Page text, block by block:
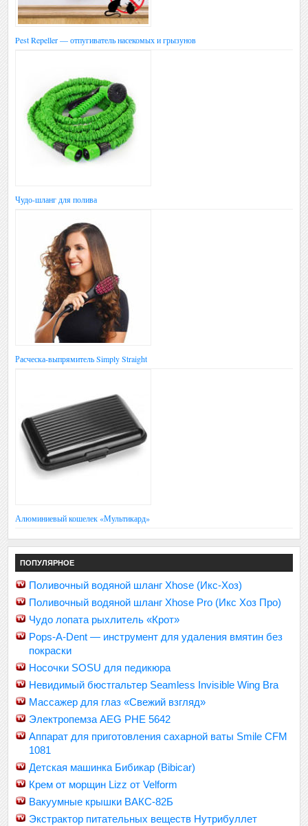
Pest Repeller — отпугиватель насекомых и грызунов
Чудо-шланг для полива
Расческа-выпрямитель Simply Straight
Алюминиевый кошелек «Мультикард»
ПОПУЛЯРНОЕ
Поливочный водяной шланг Xhose (Икс-Хоз)
Поливочный водяной шланг Xhose Pro (Икс Хоз Про)
Чудо лопата рыхлитель «Крот»
Pops-A-Dent — инструмент для удаления вмятин без
покраски
Носочки SOSU для педикюра
Невидимый бюстгальтер Seamless Invisible Wing Bra
Массажер для глаз «Свежий взгляд»
Электропемза AEG PHE 5642
Аппарат для приготовления сахарной ваты Smile CFM
1081
Детская машинка Бибикар (Bibicar)
Крем от морщин Lizz от Velform
Вакуумные крышки ВАКС-82Б
Экстрактор питательных веществ Нутрибуллет